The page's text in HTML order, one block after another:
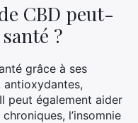
CBD peut-
?
grâce à ses
peut également aider
l’insomnie